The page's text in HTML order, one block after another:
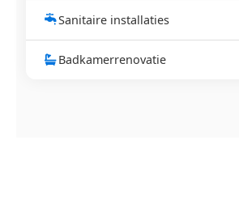
Sanitaire installaties
Badkamerrenovatie